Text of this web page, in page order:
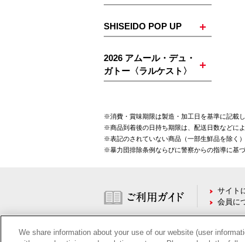
SHISEIDO POP UP
2026 アムール・デュ・
ガトー〈ラルケスト〉
※消費・賞味期限は製造・加工日を基準に記載し
※商品到着後の日持ち期限は、配送日数などによ
※表記のされていない商品（一部生鮮品を除く
※暴力団排除条例ならびに警察からの指導に基
サイト
会員に
所在地：
We share information about your use of our website (user